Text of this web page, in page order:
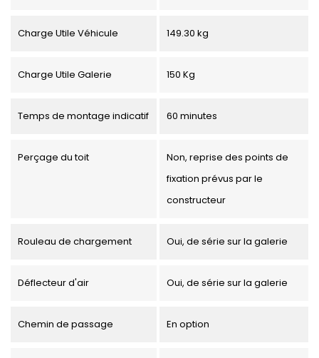
Charge Utile Véhicule 149.30 kg
Charge Utile Galerie 150 Kg
Temps de montage indicatif 60 minutes
Perçage du toit
Non, reprise des points de
fixation prévus par le
constructeur
Rouleau de chargement Oui, de série sur la galerie
Déflecteur d'air Oui, de série sur la galerie
Chemin de passage En option